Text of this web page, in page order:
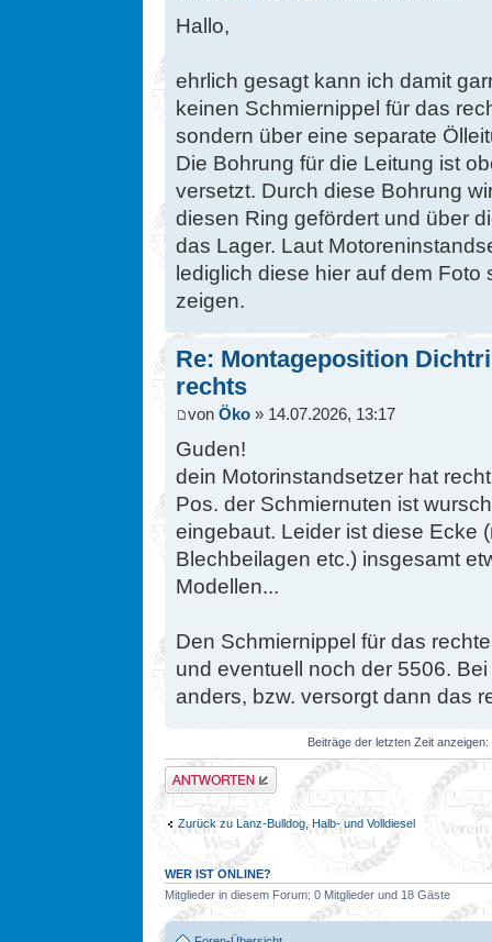
Hallo,
ehrlich gesagt kann ich damit
keinen Schmiernippel für das
sondern über eine separate
Die Bohrung für die Leitung ist
versetzt. Durch diese Bohrung
diesen Ring gefördert und über
das Lager. Laut
lediglich diese hier auf dem
zeigen.
Re: Montageposition
rechts
von Öko » 14.07.2026, 13:17
Guden!
dein Motorinstandsetzer hat
Pos. der Schmiernuten ist
eingebaut. Leider ist diese Ecke
Blechbeilagen etc.) insgesamt
Modellen...
Den Schmiernippel für das
und eventuell noch der 5506.
anders, bzw. versorgt dann das
Beiträge der letzten Zeit anzeigen:
Antwort erstellen
Zurück zu Lanz-Bulldog, Halb- und Volldiesel
WER IST ONLINE?
Mitglieder in diesem Forum: 0 Mitglieder und 18 Gäste